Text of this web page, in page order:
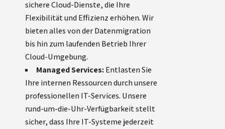
sichere Cloud-Dienste, die Ihre
Flexibilität und Effizienz erhöhen. Wir
bieten alles von der Datenmigration
bis hin zum laufenden Betrieb Ihrer
Cloud-Umgebung.
Managed Services:Entlasten Sie
Ihre internen Ressourcen durch unsere
professionellen IT-Services. Unsere
rund-um-die-Uhr-Verfügbarkeit stellt
sicher, dass Ihre IT-Systeme jederzeit